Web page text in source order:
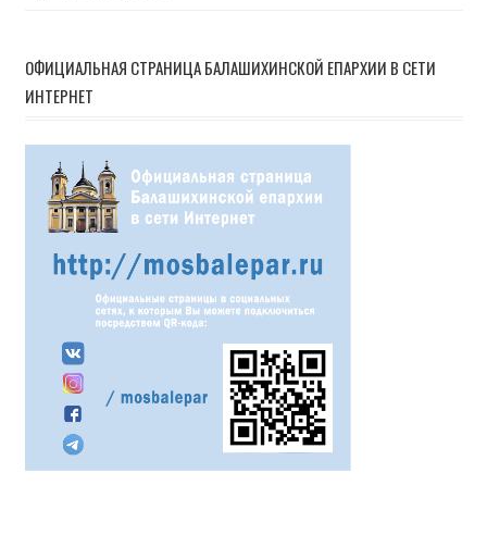
ОФИЦИАЛЬНАЯ СТРАНИЦА БАЛАШИХИНСКОЙ ЕПАРХИИ В СЕТИ
ИНТЕРНЕТ